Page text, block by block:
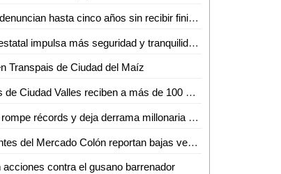
Jubilados denuncian hasta cinco años sin recibir finiquitos en SLP
Gobierno estatal impulsa más seguridad y tranquilidad para las y los potosinos
Transpais de Ciudad del Maíz
Bibliotecas de Ciudad Valles reciben a más de 100 niños en sus talleres de primavera
Fenahuap rompe récords y deja derrama millonaria en Ciudad Valles: David Medina
Comerciantes del Mercado Colón reportan bajas ventas
acciones contra el gusano barrenador